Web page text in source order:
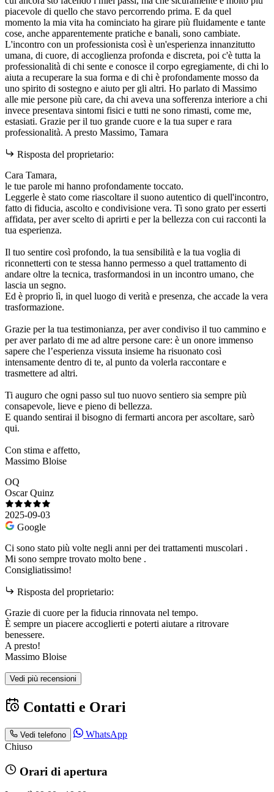
piacevole di quello che stavo percorrendo prima. E da quel
momento la mia vita ha cominciato ha girare più fluidamente e tante
cose, anche apparentemente pratiche e banali, sono cambiate.
L'incontro con un professionista così è un'esperienza innanzitutto
umana, di cuore, di accoglienza profonda e discreta, poi c'è tutta la
professionalità di chi sente e conosce il corpo egregiamente, di chi lo
aiuta a recuperare la sua forma e di chi è profondamente mosso da
uno spirito di sostegno e aiuto per gli altri. Ho parlato di Massimo
alle mie persone più care, da chi aveva una sofferenza interiore a chi
invece presentava sintomi fisici e tutti ne sono rimasti, come me,
estasiati. Grazie per il tuo grande cuore e la tua super e rara
professionalità. A presto Massimo, Tamara
Risposta del proprietario:
Cara Tamara,
le tue parole mi hanno profondamente toccato.
Leggerle è stato come riascoltare il suono autentico di quell'incontro,
fatto di fiducia, ascolto e condivisione vera. Ti sono grato per esserti
affidata, per aver scelto di aprirti e per la bellezza con cui racconti la
tua esperienza.
Il tuo sentire così profondo, la tua sensibilità e la tua voglia di
riconnetterti con te stessa hanno permesso a quel trattamento di
andare oltre la tecnica, trasformandosi in un incontro umano, che
lascia un segno.
Ed è proprio lì, in quel luogo di verità e presenza, che accade la vera
trasformazione.
Grazie per la tua testimonianza, per aver condiviso il tuo cammino e
per aver parlato di me ad altre persone care: è un onore immenso
sapere che l’esperienza vissuta insieme ha risuonato così
intensamente dentro di te, al punto da volerla raccontare e
trasmettere ad altri.
Ti auguro che ogni passo sul tuo nuovo sentiero sia sempre più
consapevole, lieve e pieno di bellezza.
E quando sentirai il bisogno di fermarti ancora per ascoltare, sarò
qui.
Con stima e affetto,
Massimo Bloise
OQ
Oscar Quinz
2025-09-03
Google
Ci sono stato più volte negli anni per dei trattamenti muscolari .
Mi sono sempre trovato molto bene .
Consigliatissimo!
Risposta del proprietario:
Grazie di cuore per la fiducia rinnovata nel tempo.
È sempre un piacere accoglierti e poterti aiutare a ritrovare
benessere.
A presto!
Massimo Bloise
Vedi più recensioni
Contatti e Orari
Vedi telefono
WhatsApp
Chiuso
Orari di apertura